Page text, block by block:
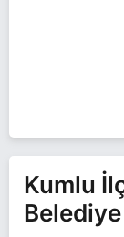
Kumlu
Belediye